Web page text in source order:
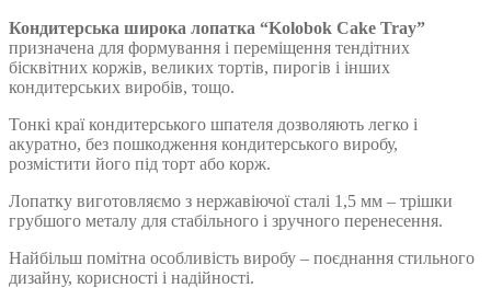
Кондитерська широка лопатка “Kolobok Cake Tray”
призначена для формування і переміщення тендітних
бісквітних коржів, великих тортів, пирогів і інших
кондитерських виробів, тощо.
Тонкі краї кондитерського шпателя дозволяють легко і
акуратно, без пошкодження кондитерського виробу,
розмістити його під торт або корж.
Лопатку виготовляємо з нержавіючої сталі 1,5 мм – трішки
грубшого металу для стабільного і зручного перенесення.
Найбільш помітна особливість виробу – поєднання стильного
дизайну, корисності і надійності.